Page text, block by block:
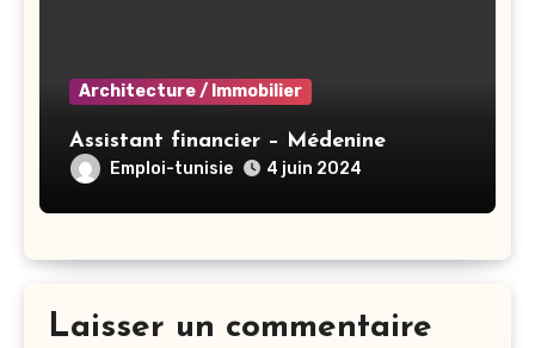
Architecture / Immobilier
Assistant financier – Médenine
Emploi-tunisie 4 juin 2024
Laisser un commentaire